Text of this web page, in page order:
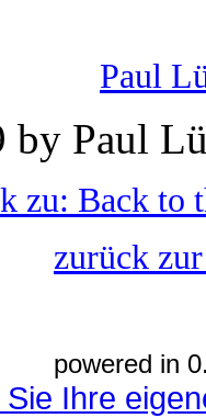
Paul
Paul
zu: Back to
zurück
powered in
Sie Ihre